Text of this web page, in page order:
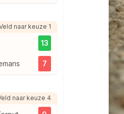
naar keuze 1
13
7
naar keuze 4